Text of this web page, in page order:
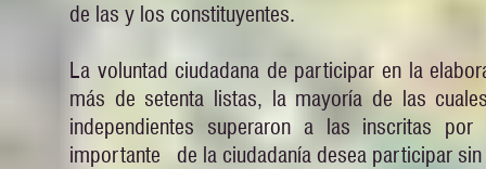
de las y los constituyentes.
La voluntad ciudadana de participar en la
más de setenta listas, la mayoría de las
independientes superaron a las inscritas
importante de la ciudadanía desea participar